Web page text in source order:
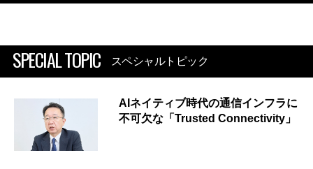
SPECIAL TOPIC スペシャルトピック
AIネイティブ時代の通信インフラに
不可欠な「Trusted Connectivity」